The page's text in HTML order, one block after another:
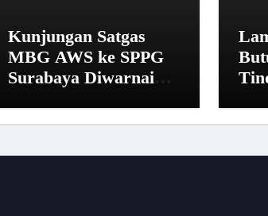
Kunjungan Satgas
MBG AWS ke SPPG
Surabaya Diwarnai
Istirahat